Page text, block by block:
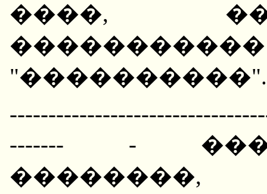
����,
"����������".
------- -